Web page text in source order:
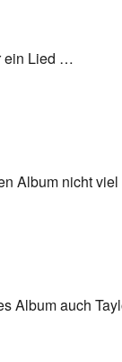
ein Lied …
Album nicht
Album auch